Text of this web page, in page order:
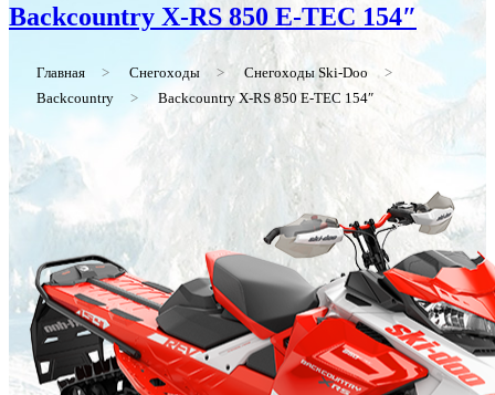
Backcountry X-RS 850 E-TEC 154″
Главная > Снегоходы > Снегоходы Ski-Doo
>
Backcountry
> Backcountry X-RS 850 E-TEC 154″